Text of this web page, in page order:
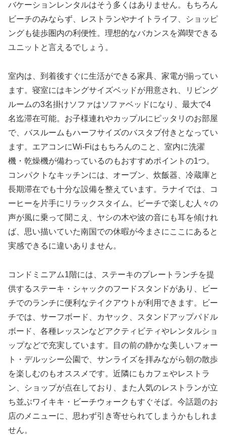
バケーションレンタルはそう多くはありません。もちろん
ビーチのみならず、レストランやナイトライフ、ショッピ
ングも徒歩圏内の利便性。理想的なバカンスを満喫できる
ユニットと言えるでしょう。
室内は、到着後すぐに生活ができる家具、家電が揃ってい
ます。寝室にはキングサイズベッドが用意され、リビング
ルームの3名掛けソファはソファベッドになり、最大で4
名迄滞在可能。お子様連れやカップルにピッタリのお部屋
で、バスルームもハーフサイズのバスタブ付きとなってい
ます。エアコンにWi-Fiはもちろんのこと、室内に洗濯
機・乾燥機が備わっているのもおすすめポイントの1つ。
コンパクトなキッチンには、オーブン、炊飯器、冷蔵庫と
長期滞在でも十分な設備を整えています。ラナイでは、コ
ーヒーを片手にリラックスタイム。ビーチで楽しむ人々の
声が風に乗って聞こえ、ヤシの木や波の音にも耳を傾けれ
ば、思い描いていた南国での休暇が今まさにここにあると
実感できるに違いありません。
コンドミニアム1階には、ステーキのプレートランチを提
供するステーキ・シャックのフードスタンドがあり、ビー
チでのランチに便利なテイクアウトが利用できます。ビー
チでは、サーフボード、カヤック、スタンドアップパドル
ボード、各種レッスンなどアクティビティやレンタルショ
ップなどで充実しています。目の前の静かな美しいフォー
ト・デルッシー公園で、サンライズを拝みながら朝の散歩
を楽しむのもオススメです。近隣にもカフェやレストラ
ン、ショップが点在しており、また人気のレストランが立
ち並ぶワイキキ・ビーチウォークもすぐそば。今話題のお
店のメニューに、思わず引き寄せられてしまうかもしれま
せん。